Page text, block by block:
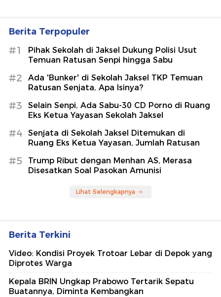
Berita Terpopuler
#1
Pihak Sekolah di Jaksel Dukung Polisi Usut
Temuan Ratusan Senpi hingga Sabu
#2
Ada 'Bunker' di Sekolah Jaksel TKP Temuan
Ratusan Senjata, Apa Isinya?
#3
Selain Senpi, Ada Sabu-30 CD Porno di Ruang
Eks Ketua Yayasan Sekolah Jaksel
#4
Senjata di Sekolah Jaksel Ditemukan di
Ruang Eks Ketua Yayasan, Jumlah Ratusan
#5
Trump Ribut dengan Menhan AS, Merasa
Disesatkan Soal Pasokan Amunisi
Lihat Selengkapnya
Berita Terkini
Video: Kondisi Proyek Trotoar Lebar di Depok yang
Diprotes Warga
Kepala BRIN Ungkap Prabowo Tertarik Sepatu
Buatannya, Diminta Kembangkan